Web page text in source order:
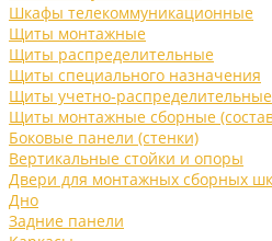
Шкафы телекоммуникационные
Щиты монтажные
Щиты распределительные
Щиты специального назначения
Щиты учетно-распределительные
Щиты монтажные сборные
Боковые панели (стенки)
Вертикальные стойки и опоры
Двери для монтажных сборных
Дно
Задние панели